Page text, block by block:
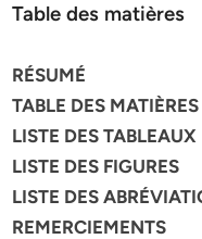
Table des matières
RÉSUMÉ
TABLE DES MATIÈRES
LISTE DES TABLEAUX
LISTE DES FIGURES
LISTE DES
REMERCIEMENTS